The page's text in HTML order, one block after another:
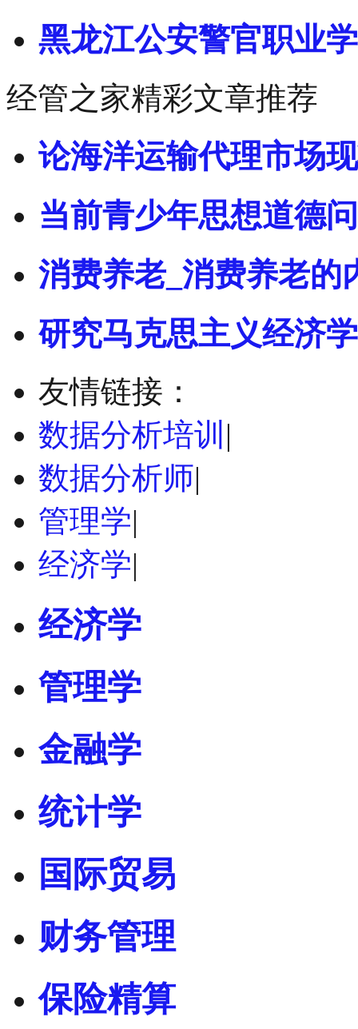
黑龙江公安警官职业
经管之家精彩文章推荐
论海洋运输代理市场
当前青少年思想道德
消费养老_消费养老的
研究马克思主义经济
友情链接：
数据分析培训 |
数据分析师|
管理学|
经济学|
经济学
管理学
金融学
统计学
国际贸易
财务管理
保险精算